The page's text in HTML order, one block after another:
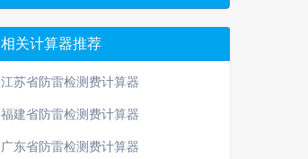
相关计算器推荐
江苏省防雷检测费计算器
福建省防雷检测费计算器
广东省防雷检测费计算器